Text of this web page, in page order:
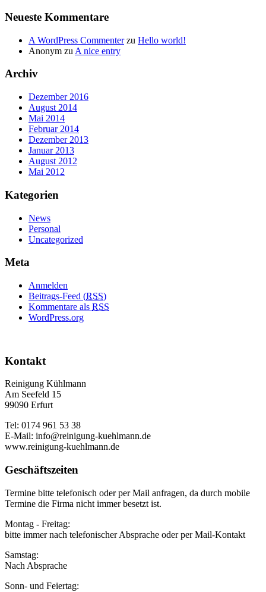
Neueste Kommentare
A WordPress Commenterzu Hello world!
Anonym zu A nice entry
Archiv
Dezember 2016
August 2014
Mai 2014
Februar 2014
Dezember 2013
Januar 2013
August 2012
Mai 2012
Kategorien
News
Personal
Uncategorized
Meta
Anmelden
Beitrags-Feed (RSS)
Kommentare als RSS
WordPress.org
Kontakt
Reinigung Kühlmann
Am Seefeld 15
99090 Erfurt
Tel: 0174 961 53 38
E-Mail: info@reinigung-kuehlmann.de
www.reinigung-kuehlmann.de
Geschäftszeiten
Termine bitte telefonisch oder per Mail anfragen, da durch mobile
Termine die Firma nicht immer besetzt ist.
Montag - Freitag:
bitte immer nach telefonischer Absprache oder per Mail-Kontakt
Samstag:
Nach Absprache
Sonn- und Feiertag: